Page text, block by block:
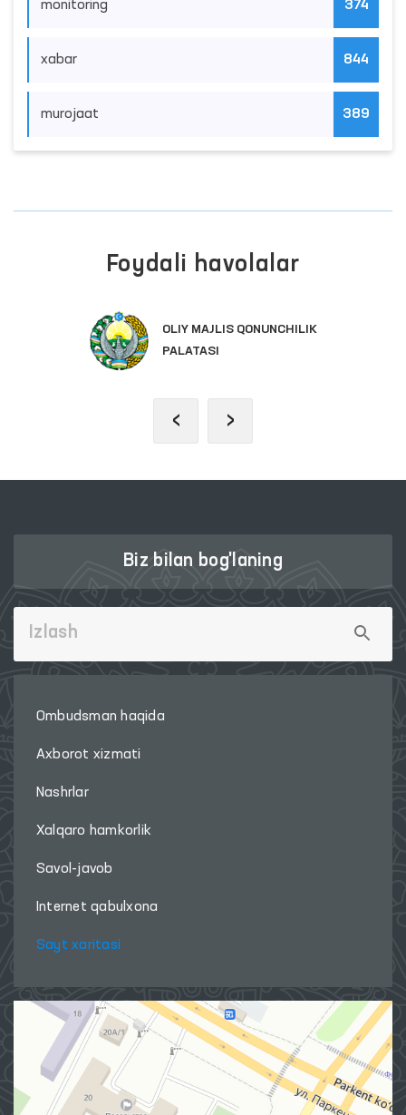
monitoring 374
xabar 844
murojaat 389
Foydali havolalar
OLIY MAJLIS QONUNCHILIK
PALATASI
‹ ›
Biz bilan bog'laning
Ombudsman haqida
Axborot xizmati
Nashrlar
Xalqaro hamkorlik
Savol-javob
Internet qabulxona
Sayt xaritasi